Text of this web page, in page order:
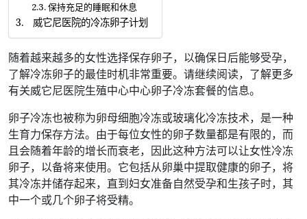
保持充足的睡眠和休息
威它尼医院的冷冻卵子计划
随着越来越多的女性选择保存卵子，以确保日后能够受孕，
了解冷冻卵子的最佳时机非常重要。请继续阅读，了解更多
有关威它尼医院生殖中心中心卵子冷冻套餐的信息。
卵子冷冻也被称为卵母细胞冷冻或玻璃化冷冻技术，是一种
生育力保存方法。由于每位女性的卵子数量都是有限的，而
且会随着年龄的增长而衰老，因此这种方法可以让女性冷冻
卵子，以备将来使用。它包括从卵巢中提取健康的卵子，将
其冷冻并储存起来，直到妇女准备自然受孕和生孩子时，其
中一个或几个卵子将受精。